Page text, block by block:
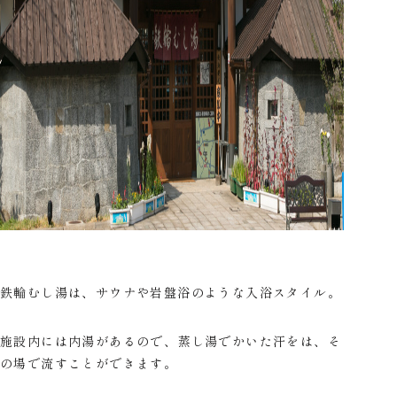
鉄輪むし湯は、サウナや岩盤浴のような入浴スタイル。
施設内には内湯があるので、蒸し湯でかいた汗をは、そ
の場で流すことができます。